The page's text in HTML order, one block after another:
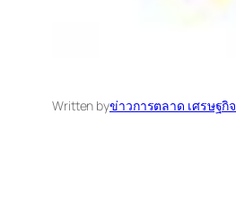
Written byข่าวการตลาด เศรษฐกิจ